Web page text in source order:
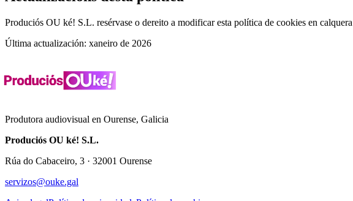
Produciós OU ké! S.L. resérvase o dereito a modificar esta política de cookies en
Última actualización: xaneiro de 2026
Produtora audiovisual en Ourense, Galicia
Produciós OU ké! S.L.
Rúa do Cabaceiro, 3 · 32001 Ourense
servizos@ouke.gal